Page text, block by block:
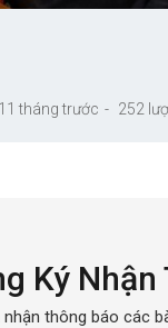
11 tháng trước 252
Ký Nhận
nhận thông báo các